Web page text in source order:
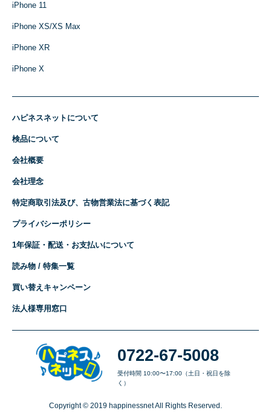
iPhone 11
iPhone XS/XS Max
iPhone XR
iPhone X
ハピネスネットについて
検品について
会社概要
会社理念
特定商取引法及び、古物営業法に基づく表記
プライバシーポリシー
1年保証・配送・お支払いについて
読み物 / 特集一覧
買い替えキャンペーン
法人様専用窓口
0722-67-5008
受付時間 10:00〜17:00（土日・祝日を除
く）
Copyright © 2019 happinessnet All Rights Reserved.